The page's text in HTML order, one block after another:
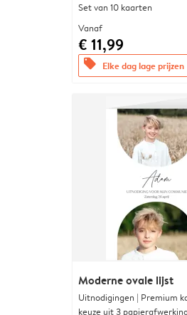
Set van 10 kaarten
Vanaf
€ 11,99
offers Elke dag lage prijzen
Moderne ovale lijst
Uitnodigingen | Premium
keuze uit 3